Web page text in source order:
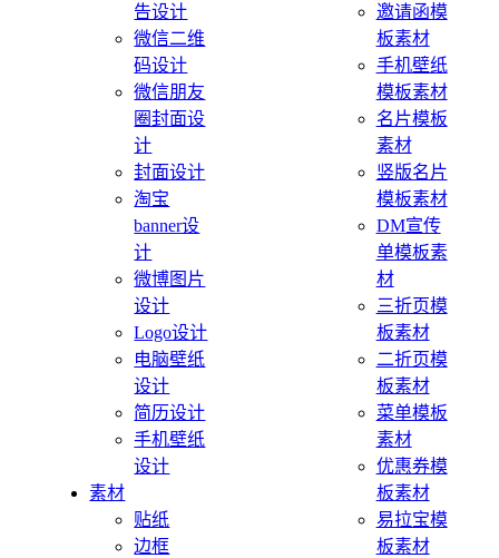
告设计
微信二维
码设计
微信朋友
圈封面设
计
封面设计
淘宝
banner设
计
微博图片
设计
Logo设计
电脑壁纸
设计
简历设计
手机壁纸
设计
素材
贴纸
边框
邀请函模
板素材
手机壁纸
模板素材
名片模板
素材
竖版名片
模板素材
DM宣传
单模板素
材
三折页模
板素材
二折页模
板素材
菜单模板
素材
优惠券模
板素材
易拉宝模
板素材